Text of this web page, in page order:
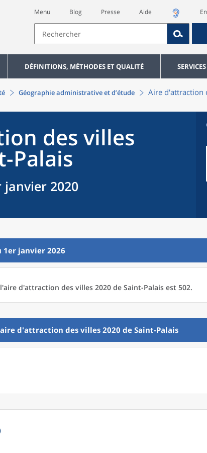
Menu Blog Presse Aide
DÉFINITIONS, MÉTHODES ET QUALITÉ SERVICES
Géographie administrative et d’étude Aire d'attraction
des villes
Palais
janvier 2020
1er janvier 2026
aire d'attraction des villes 2020 de Saint-Palais est 502.
aire d'attraction des villes 2020 de Saint-Palais